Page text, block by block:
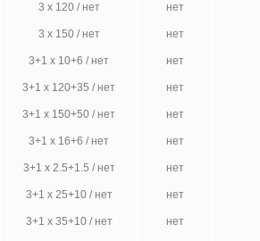
3 х 120 / нет нет
3 х 150 / нет нет
3+1 х 10+6 / нет нет
3+1 х 120+35 / нет нет
3+1 х 150+50 / нет нет
3+1 х 16+6 / нет нет
3+1 х 2.5+1.5 / нет нет
3+1 х 25+10 / нет нет
3+1 х 35+10 / нет нет